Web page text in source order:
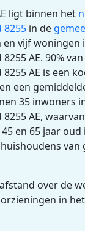
ligt binnen het
8255 in de
en vijf woningen
AE. 90%
AE is een
een
35 inwoners
AE,
en 65 jaar
van
over de
in